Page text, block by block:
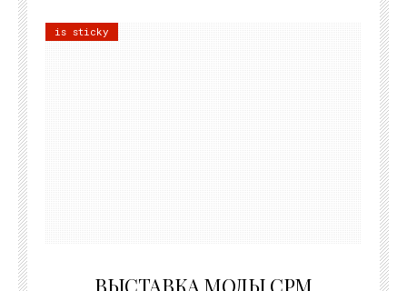
is sticky
ВЫСТАВКА МОДЫ CPM